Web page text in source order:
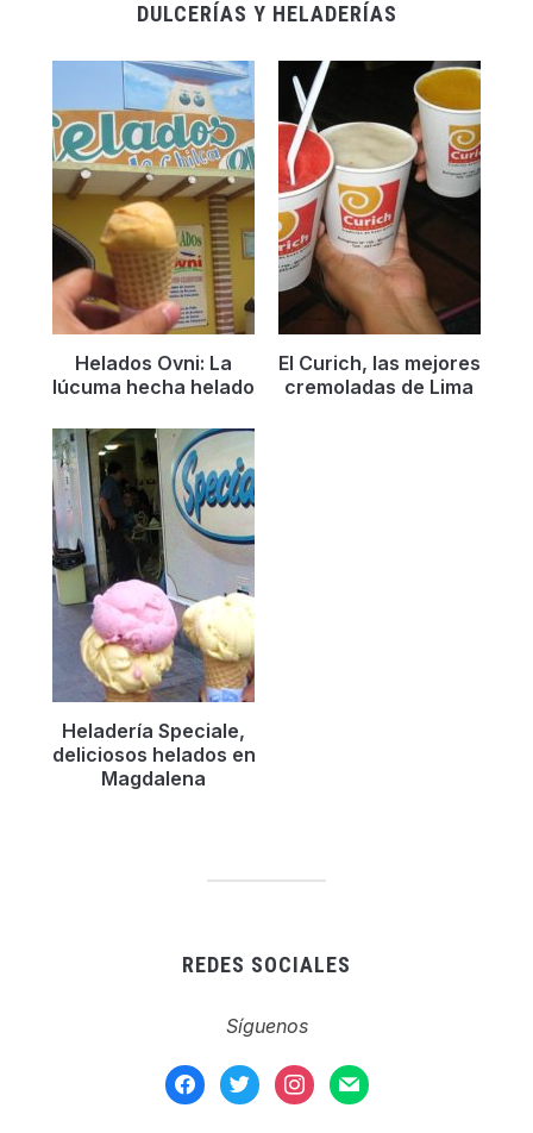
DULCERÍAS Y HELADERÍAS
Helados Ovni: La
lúcuma hecha helado
El Curich, las mejores
cremoladas de Lima
Heladerí­a Speciale,
deliciosos helados en
Magdalena
REDES SOCIALES
Síguenos
facebook
twitter instagram
mail